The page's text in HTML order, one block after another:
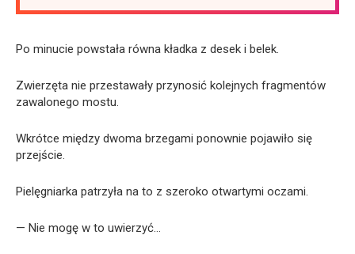
Po minucie powstała równa kładka z desek i belek.
Zwierzęta nie przestawały przynosić kolejnych fragmentów
zawalonego mostu.
Wkrótce między dwoma brzegami ponownie pojawiło się
przejście.
Pielęgniarka patrzyła na to z szeroko otwartymi oczami.
— Nie mogę w to uwierzyć…